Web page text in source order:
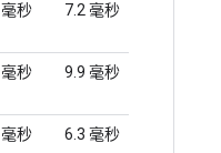
秒 7.2 毫秒
秒 9.9 毫秒
秒 6.3 毫秒